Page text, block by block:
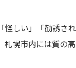
しい」「勧誘さ
幌市内には質の